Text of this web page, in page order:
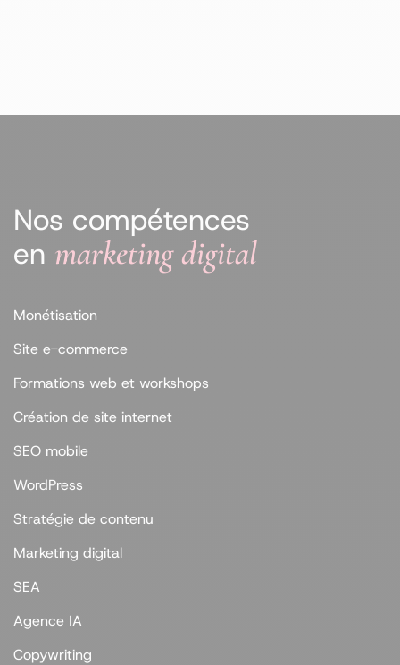
Nos compétences
en marketing digital
Monétisation
Site e-commerce
Formations web et workshops
Création de site internet
SEO mobile
WordPress
Stratégie de contenu
Marketing digital
SEA
Agence IA
Copywriting